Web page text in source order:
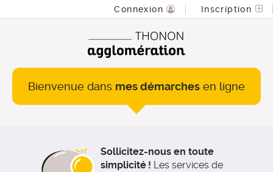
Connexion Inscription
Bienvenue dans mes démarches en ligne
Sollicitez-nous en toute
simplicité ! Les services de